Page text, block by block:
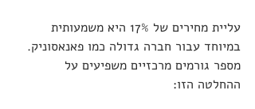
עליית מחירים של 17% היא משמעותית
במיוחד עבור חברה גדולה כמו פאנאסוניק.
מספר גורמים מרכזיים משפיעים על
ההחלטה הזו: